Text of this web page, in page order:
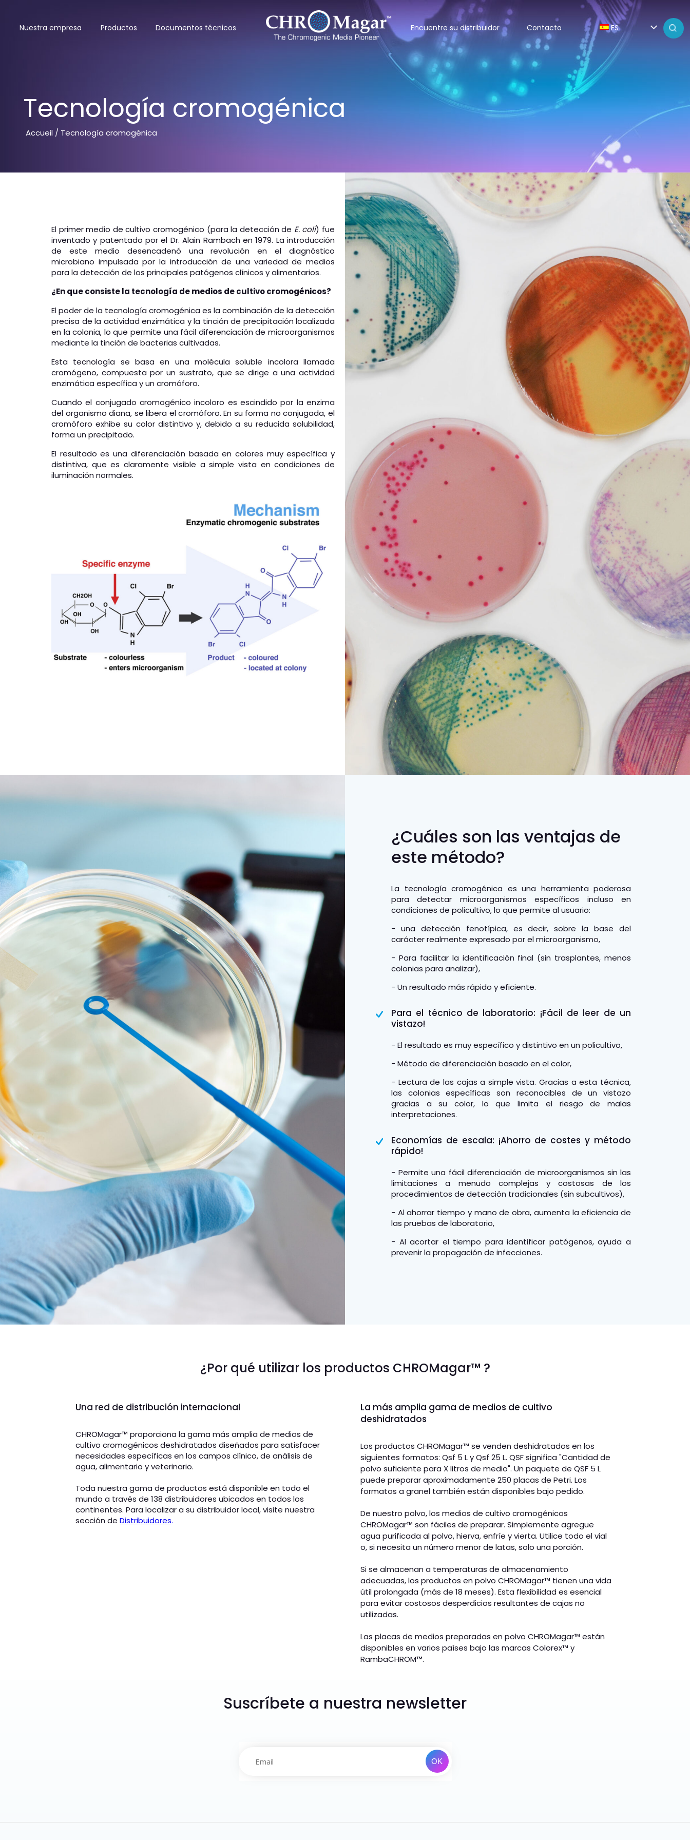
Nuestra empresa Productos Documentos técnicos Encuentre su distribuidor Contacto ES
Tecnología cromogénica
Accueil / Tecnología cromogénica
El primer medio de cultivo cromogénico (para la detección de E. coli) fue
inventado y patentado por el Dr. Alain Rambach en 1979. La introducción
de este medio desencadenó una revolución en el diagnóstico
microbiano impulsada por la introducción de una variedad de medios
para la detección de los principales patógenos clínicos y alimentarios.
¿En que consiste la tecnología de medios de cultivo cromogénicos?
El poder de la tecnología cromogénica es la combinación de la detección
precisa de la actividad enzimática y la tinción de precipitación localizada
en la colonia, lo que permite una fácil diferenciación de microorganismos
mediante la tinción de bacterias cultivadas.
Esta tecnología se basa en una molécula soluble incolora llamada
cromógeno, compuesta por un sustrato, que se dirige a una actividad
enzimática específica y un cromóforo.
Cuando el conjugado cromogénico incoloro es escindido por la enzima
del organismo diana, se libera el cromóforo. En su forma no conjugada, el
cromóforo exhibe su color distintivo y, debido a su reducida solubilidad,
forma un precipitado.
El resultado es una diferenciación basada en colores muy específica y
distintiva, que es claramente visible a simple vista en condiciones de
iluminación normales.
¿Cuáles son las ventajas de
este método?
La tecnología cromogénica es una herramienta poderosa
para detectar microorganismos específicos incluso en
condiciones de policultivo, lo que permite al usuario:
- una detección fenotípica, es decir, sobre la base del
carácter realmente expresado por el microorganismo,
- Para facilitar la identificación final (sin trasplantes, menos
colonias para analizar),
- Un resultado más rápido y eficiente.
Para el técnico de laboratorio: ¡Fácil de leer de un
vistazo!
- El resultado es muy específico y distintivo en un policultivo,
- Método de diferenciación basado en el color,
- Lectura de las cajas a simple vista. Gracias a esta técnica,
las colonias específicas son reconocibles de un vistazo
gracias a su color, lo que limita el riesgo de malas
interpretaciones.
Economías de escala: ¡Ahorro de costes y método
rápido!
- Permite una fácil diferenciación de microorganismos sin las
limitaciones a menudo complejas y costosas de los
procedimientos de detección tradicionales (sin subcultivos),
- Al ahorrar tiempo y mano de obra, aumenta la eficiencia de
las pruebas de laboratorio,
- Al acortar el tiempo para identificar patógenos, ayuda a
prevenir la propagación de infecciones.
¿Por qué utilizar los productos CHROMagar™ ?
Una red de distribución internacional
CHROMagar™ proporciona la gama más amplia de medios de
cultivo cromogénicos deshidratados diseñados para satisfacer
necesidades específicas en los campos clínico, de análisis de
agua, alimentario y veterinario.
Toda nuestra gama de productos está disponible en todo el
mundo a través de 138 distribuidores ubicados en todos los
continentes. Para localizar a su distribuidor local, visite nuestra
sección de Distribuidores.
La más amplia gama de medios de cultivo
deshidratados
Los productos CHROMagar™ se venden deshidratados en los
siguientes formatos: Qsf 5 L y Qsf 25 L. QSF significa "Cantidad de
polvo suficiente para X litros de medio". Un paquete de QSF 5 L
puede preparar aproximadamente 250 placas de Petri. Los
formatos a granel también están disponibles bajo pedido.
De nuestro polvo, los medios de cultivo cromogénicos
CHROMagar™ son fáciles de preparar. Simplemente agregue
agua purificada al polvo, hierva, enfríe y vierta. Utilice todo el vial
o, si necesita un número menor de latas, solo una porción.
Si se almacenan a temperaturas de almacenamiento
adecuadas, los productos en polvo CHROMagar™ tienen una vida
útil prolongada (más de 18 meses). Esta flexibilidad es esencial
para evitar costosos desperdicios resultantes de cajas no
utilizadas.
Las placas de medios preparadas en polvo CHROMagar™ están
disponibles en varios países bajo las marcas Colorex™ y
RambaCHROM™.
Suscríbete a nuestra newsletter